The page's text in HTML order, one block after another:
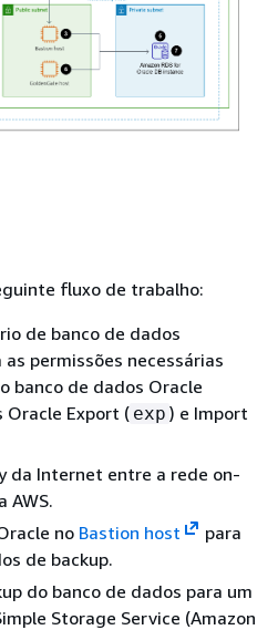
fluxo de trabalho:
de banco de dados
permissões necessárias
banco de dados Oracle
Export ( exp ) e Import
da Internet entre a rede on-
AWS.
no Bastion host
para
de backup.
do banco de dados para um
Storage Service (Amazon